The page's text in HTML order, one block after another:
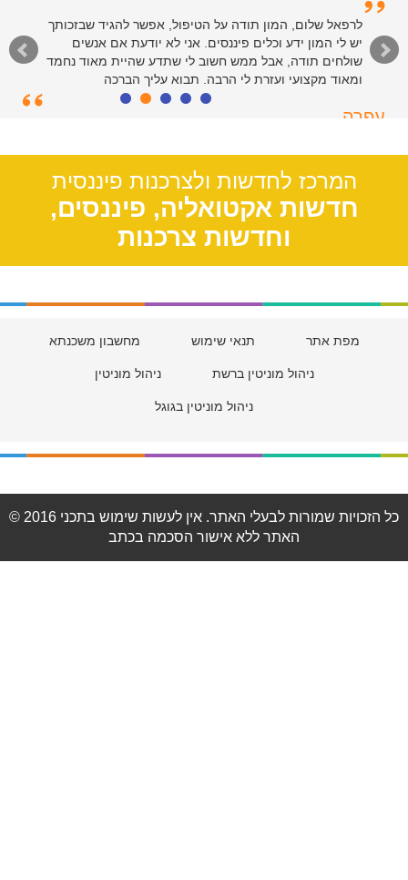
לרפאל שלום, המון תודה על הטיפול, אפשר להגיד שבזכותך
יש לי המון ידע וכלים פיננסים. אני לא יודעת אם אנשים
שולחים תודה, אבל ממש חשוב לי שתדע שהיית מאוד נחמד
ומאוד מקצועי ועזרת לי הרבה. תבוא עליך הברכה
עפרה
המרכז לחדשות ולצרכנות פיננסית
חדשות אקטואליה, פיננסים,
וחדשות צרכנות
מפת אתר תנאי שימוש מחשבון משכנתא
ניהול מוניטין ברשת ניהול מוניטין
ניהול מוניטין בגוגל
© 2016 כל הזכויות שמורות לבעלי האתר. אין לעשות שימוש בתכני
האתר ללא אישור הסכמה בכתב